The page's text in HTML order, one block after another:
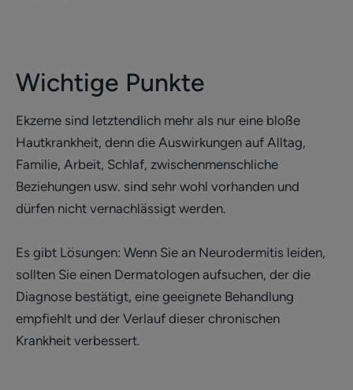
Wichtige Punkte
Ekzeme sind letztendlich mehr als nur eine bloße
Hautkrankheit, denn die Auswirkungen auf Alltag,
Familie, Arbeit, Schlaf, zwischenmenschliche
Beziehungen usw. sind sehr wohl vorhanden und
dürfen nicht vernachlässigt werden.
Es gibt Lösungen: Wenn Sie an Neurodermitis leiden,
sollten Sie einen Dermatologen aufsuchen, der die
Diagnose bestätigt, eine geeignete Behandlung
empfiehlt und der Verlauf dieser chronischen
Krankheit verbessert.